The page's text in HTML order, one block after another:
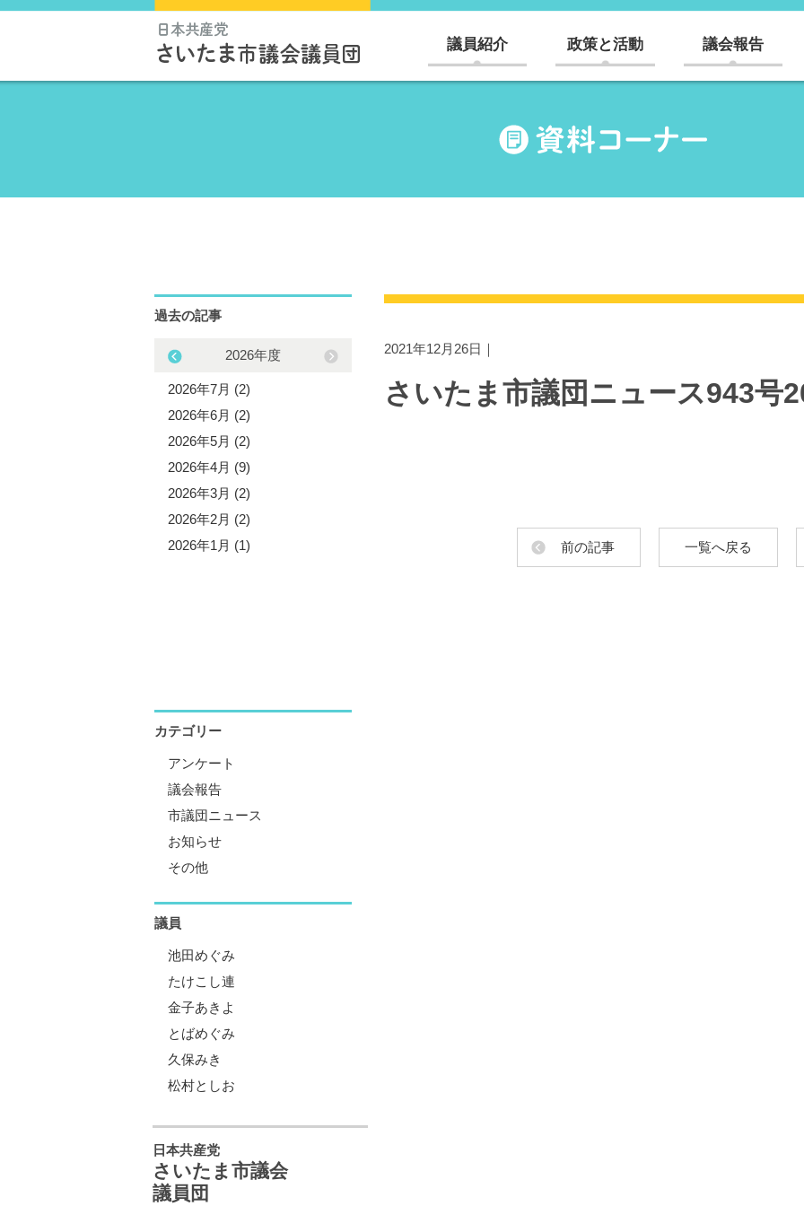
議員紹介 政策と活動 議会報告
2021年12月26日｜
さいたま市議団ニュース943号
前の記事 一覧へ戻る
過去の記事
2026年度
2026年7月 (2)
2026年6月 (2)
2026年5月 (2)
2026年4月 (9)
2026年3月 (2)
2026年2月 (2)
2026年1月 (1)
カテゴリー
アンケート
議会報告
市議団ニュース
お知らせ
その他
議員
池田めぐみ
たけこし連
金子あきよ
とばめぐみ
久保みき
松村としお
日本共産党
さいたま市議会
議員団